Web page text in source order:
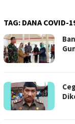
TAG: DANA COVID-